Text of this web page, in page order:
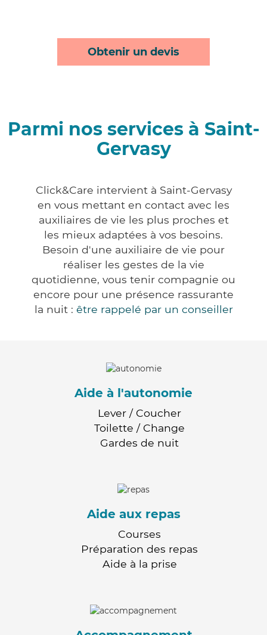
Obtenir un devis
Parmi nos services à Saint-
Gervasy
Click&Care intervient à Saint-Gervasy
en vous mettant en contact avec les
auxiliaires de vie les plus proches et
les mieux adaptées à vos besoins.
Besoin d'une auxiliaire de vie pour
réaliser les gestes de la vie
quotidienne, vous tenir compagnie ou
encore pour une présence rassurante
la nuit : être rappelé par un conseiller
Aide à l'autonomie
Lever / Coucher
Toilette / Change
Gardes de nuit
Aide aux repas
Courses
Préparation des repas
Aide à la prise